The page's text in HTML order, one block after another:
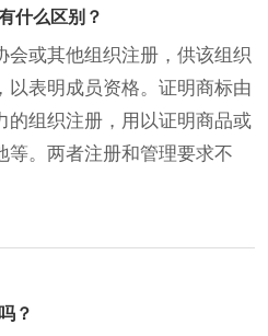
什么区别？
会或其他组织注册，供该组织
以表明成员资格。证明商标由
的组织注册，用以证明商品或
等。两者注册和管理要求不
？